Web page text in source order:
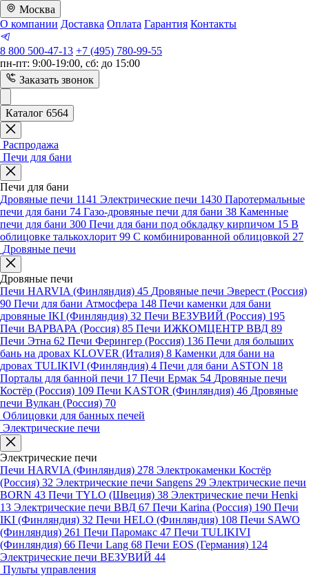
Москва
О компании Доставка Оплата Гарантия Контакты
8 800 500-47-13 +7 (495) 780-99-55
пн-пт: 9:00-19:00, сб: до 15:00
Заказать звонок
Каталог 6564
Распродажа
Печи для бани
Печи для бани
Дровяные печи 1141 Электрические печи 1430 Паротермальные
печи для бани 74 Газо-дровяные печи для бани 38 Каменные
печи для бани 300 Печи для бани под обкладку кирпичом 15 В
облицовке талькохлорит 99 С комбинированной облицовкой 27
Дровяные печи
Дровяные печи
Печи HARVIA (Финляндия) 45 Дровяные печи Эверест (Россия)
90 Печи для бани Атмосфера 148 Печи каменки для бани
дровяные IKI (Финляндия) 32 Печи ВЕЗУВИЙ (Россия) 195
Печи ВАРВАРА (Россия) 85 Печи ИЖКОМЦЕНТР ВВД 89
Печи Этна 62 Печи Ферингер (Россия) 136 Печи для больших
бань на дровах KLOVER (Италия) 8 Каменки для бани на
дровах TULIKIVI (Финляндия) 4 Печи для бани ASTON 18
Порталы для банной печи 17 Печи Ермак 54 Дровяные печи
Костёр (Россия) 109 Печи KASTOR (Финляндия) 46 Дровяные
печи Вулкан (Россия) 70
Облицовки для банных печей
Электрические печи
Электрические печи
Печи HARVIA (Финляндия) 278 Электрокаменки Костёр
(Россия) 32 Электрические печи Sangens 29 Электрические печи
BORN 43 Печи TYLO (Швеция) 38 Электрические печи Henki
13 Электрические печи ВВД 67 Печи Karina (Россия) 190 Печи
IKI (Финляндия) 32 Печи HELO (Финляндия) 108 Печи SAWO
(Финляндия) 261 Печи Паромакс 47 Печи TULIKIVI
(Финляндия) 66 Печи Lang 68 Печи EOS (Германия) 124
Электрические печи ВЕЗУВИЙ 44
Пульты управления